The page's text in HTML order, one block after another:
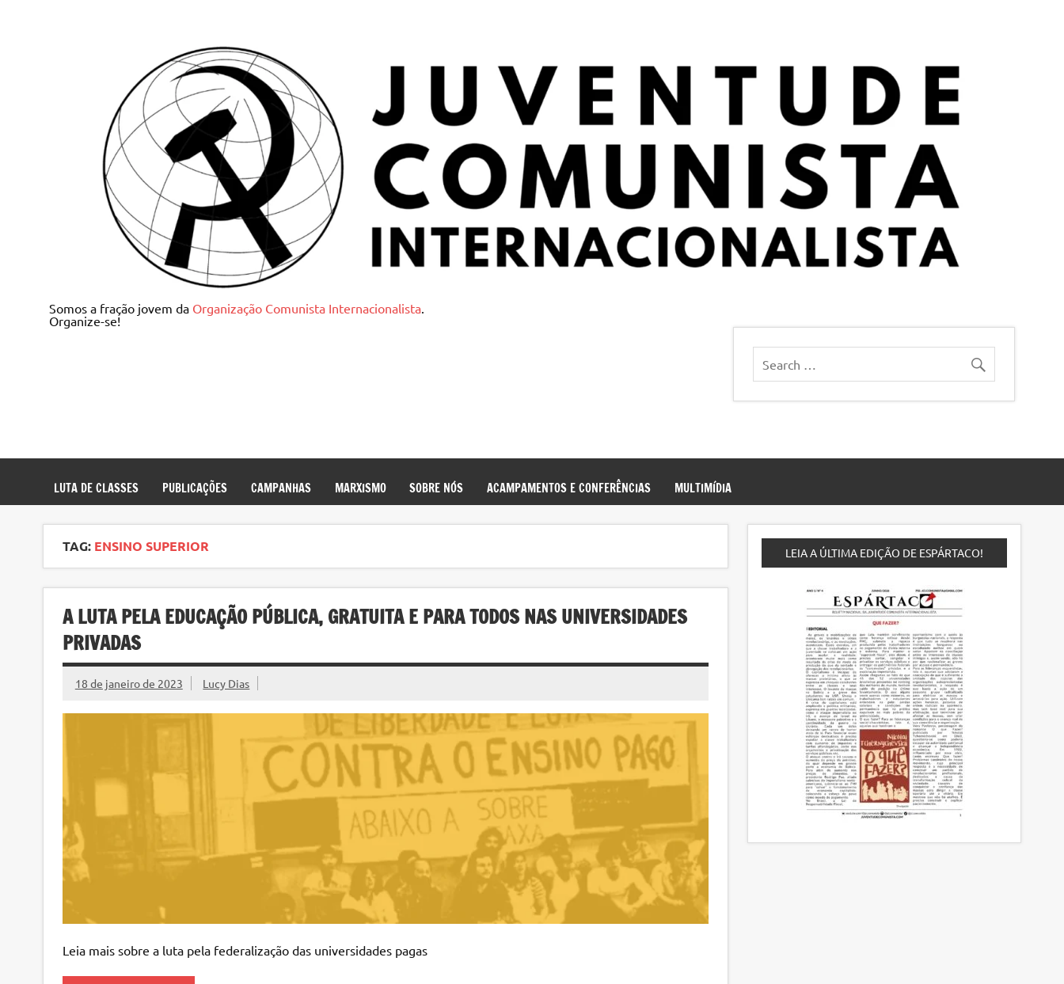
Juventude Comunista Internacionalista
Somos a fração jovem da Organização Comunista Internacionalista.
Organize-se!
LUTA DE CLASSES PUBLICAÇÕES CAMPANHAS MARXISMO SOBRE NÓS ACAMPAMENTOS E CONFERÊNCIAS MULTIMÍDIA
TAG: ENSINO SUPERIOR
A LUTA PELA EDUCAÇÃO PÚBLICA, GRATUITA E PARA TODOS NAS UNIVERSIDADES
PRIVADAS
18 de janeiro de 2023 Lucy Dias
Leia mais sobre a luta pela federalização das universidades pagas
LEIA A ÚLTIMA EDIÇÃO DE ESPÁRTACO!